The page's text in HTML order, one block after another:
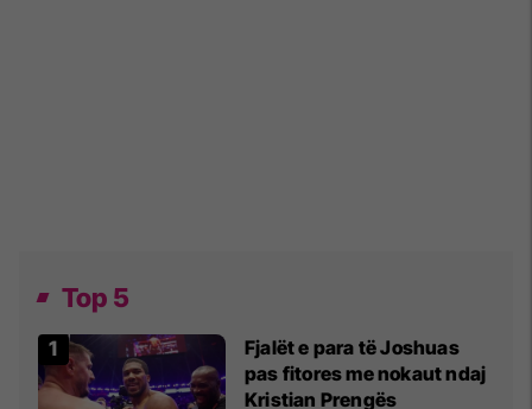
Top 5
Fjalët e para të Joshuas
pas fitores me nokaut ndaj
Kristian Prengës